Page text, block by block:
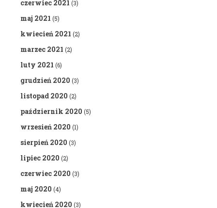
czerwiec 2021 (3)
maj 2021 (5)
kwiecień 2021 (2)
marzec 2021 (2)
luty 2021 (6)
grudzień 2020 (3)
listopad 2020 (2)
październik 2020 (5)
wrzesień 2020 (1)
sierpień 2020 (3)
lipiec 2020 (2)
czerwiec 2020 (3)
maj 2020 (4)
kwiecień 2020 (3)